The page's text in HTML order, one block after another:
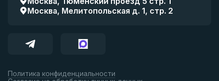
Москва, Мелитопольская д. 1, стр. 2
Политика конфиденциальности